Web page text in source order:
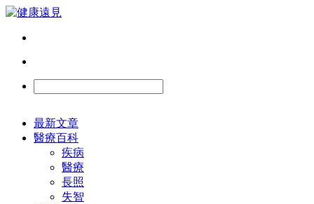
最新文章
醫療百科
疾病
醫療
長照
失智